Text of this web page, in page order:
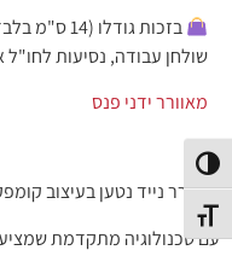
הפעל/כבה ניגודיות גבוהה
מתג גודל גופן
בזכות
שולחן עבודה, נסיעות לחו"ל
מאוורר ידני פנס
מאוורר נייד נטען בעיצוב
עם טכנולוגיה מתקדמת